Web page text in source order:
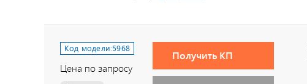
Код модели:5968
Цена по запросу
Получить КП